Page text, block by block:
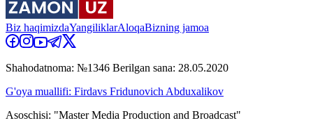
Biz haqimizdaYangiliklarAloqaBizning jamoa
Shahodatnoma: №1346 Berilgan sana: 28.05.2020
G'oya muallifi: Firdavs Fridunovich Abduxalikov
Asoschisi: "Master Media Production and Broadcast"